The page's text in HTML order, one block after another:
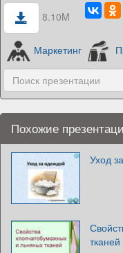
8.10M
Маркетинг
Похожие
Уход
тканей